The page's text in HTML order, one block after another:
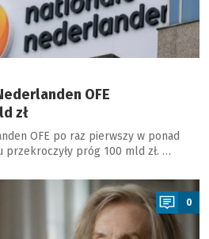
OFE
zł
OFE po raz pierwszy w ponad
próg 100 mld zł. …
0